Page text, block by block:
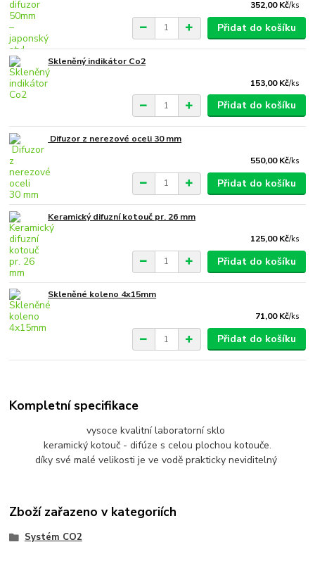
352,00 Kč/ks
Přidat do košíku
Skleněný indikátor Co2
153,00 Kč/ks
Přidat do košíku
Difuzor z nerezové oceli 30 mm
550,00 Kč/ks
Přidat do košíku
Keramický difuzní kotouč pr. 26 mm
125,00 Kč/ks
Přidat do košíku
Skleněné koleno 4x15mm
71,00 Kč/ks
Přidat do košíku
Kompletní specifikace
vysoce kvalitní laboratorní sklo
keramický kotouč - difúze s celou plochou kotouče.
díky své malé velikosti je ve vodě prakticky neviditelný
Zboží zařazeno v kategoriích
Systém CO2